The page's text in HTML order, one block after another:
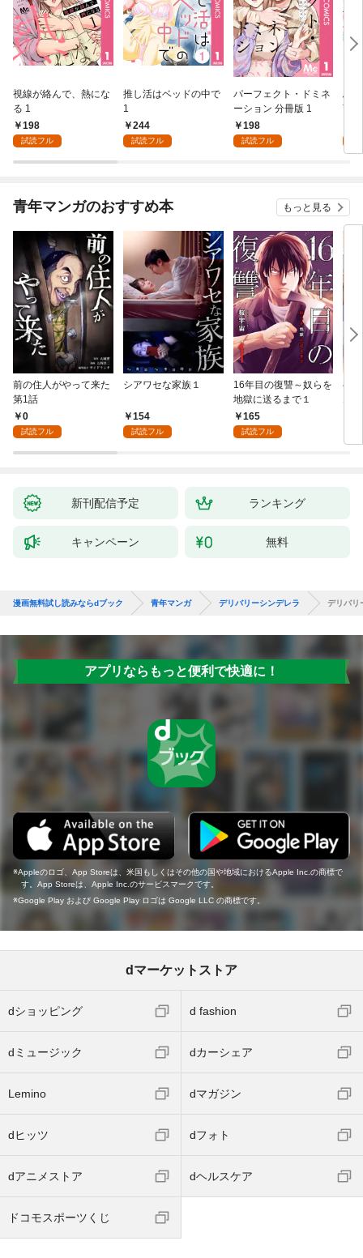
視線が絡んで、熱にな
る 1
198
試読フル
推し活はベッドの中で
1
244
試読フル
パーフェクト・ドミネ
ーション 分冊版 1
198
試読フル
ふ
言
青年マンガのおすすめ本 もっと見る
前の住人がやって来た
第1話
0
試読フル
シアワセな家族１
154
試読フル
16年目の復讐～奴らを
地獄に送るまで１
165
試読フル
ベ
新刊配信予定 ランキング
キャンペーン 無料
漫画無料試し読みならdブック 青年マンガ デリバリーシンデレラ デリバリ
アプリならもっと便利で快適に！
Appleのロゴ、App Storeは、米国もしくはその他の国や地域におけるApple Inc.の商標で
す。App Storeは、Apple Inc.のサービスマークです。
Google Play および Google Play ロゴは Google LLC の商標です。
dマーケットストア
dショッピング d fashion
dミュージック dカーシェア
Lemino dマガジン
dヒッツ dフォト
dアニメストア dヘルスケア
ドコモスポーツくじ